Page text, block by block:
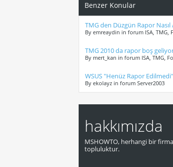
Benzer Konular
TMG den Düzgün Rapor
By emreaydin in forum ISA, TMG,
TMG 2010 da rapor boş
By mert_kan in forum ISA, TMG,
WSUS "Henüz Rapor Edilmedi"
By ekolayz in forum Server2003
hakkımızda
MSHOWTO, herhangi bir
topluluktur.